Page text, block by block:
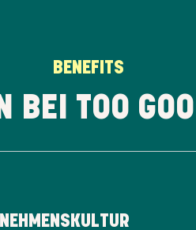
BENEFITS
BEI TOO